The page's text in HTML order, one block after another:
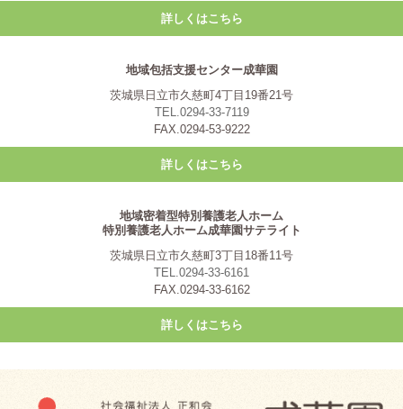
詳しくはこちら
地域包括支援センター成華園
茨城県日立市久慈町4丁目19番21号
TEL.0294-33-7119
FAX.0294-53-9222
詳しくはこちら
地域密着型特別養護老人ホーム
特別養護老人ホーム成華園サテライト
茨城県日立市久慈町3丁目18番11号
TEL.0294-33-6161
FAX.0294-33-6162
詳しくはこちら